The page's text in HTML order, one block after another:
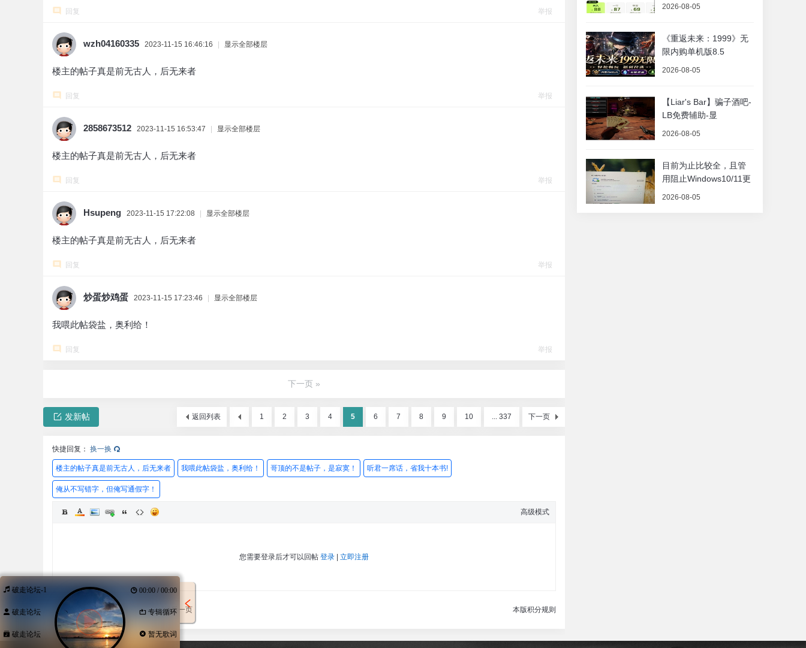
回复 举报
wzh04160335 2023-11-15 16:46:16 显示全部楼层
楼主的帖子真是前无古人，后无来者
回复 举报
2858673512 2023-11-15 16:53:47 显示全部楼层
楼主的帖子真是前无古人，后无来者
回复 举报
Hsupeng 2023-11-15 17:22:08 显示全部楼层
楼主的帖子真是前无古人，后无来者
回复 举报
炒蛋炒鸡蛋 2023-11-15 17:23:46 显示全部楼层
我喂此帖袋盐，奥利给！
回复 举报
下一页 »
1 2 3 4 5 6 7 8 9 10 ... 337 下一页
返回列表
发新帖
快捷回复： 换一换
楼主的帖子真是前无古人，后无来者 我喂此帖袋盐，奥利给！ 哥顶的不是帖子，是寂寞！ 听君一席话，省我十本书!
俺从不写错字，但俺写通假字！
高级模式
您需要登录后才可以回帖 登录 立即注册
本版积分规则
发表回复 回帖后跳转到最后一页
2026-08-05
《重返未来：1999》无
限内购单机版8.5
2026-08-05
【Liar's Bar】骗子酒吧-
LB免费辅助-显
2026-08-05
目前为止比较全，且管
用阻止Windows10/11更
2026-08-05
破走论坛-1 00:00 / 00:00
破走论坛 专辑循环
破走论坛 暂无歌词